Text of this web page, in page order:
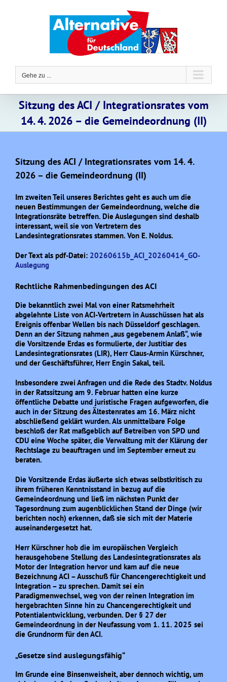
Gehe zu ...
Sitzung des ACI / Integrationsrates vom
14. 4. 2026 – die Gemeindeordnung (II)
Sitzung des ACI / Integrationsrates vom 14. 4.
2026 – die Gemeindeordnung (II)
Im zweiten Teil unseres Berichtes geht es auch um die
neuen Bestimmungen der Gemeindeordnung, welche die
Integrationsräte betreffen. Die Auslegungen sind deshalb
interessant, weil sie von Vertretern des
Landesintegrationsrates stammen. Von E. Noldus.
Der Text als pdf-Datei: 20260615b_ACI_20260414_GO-
Auslegung
Rechtliche Rahmenbedingungen des ACI
Die bekanntlich zwei Mal von einer Ratsmehrheit
abgelehnte Liste von ACI-Vertretern in Ausschüssen hat als
Ereignis offenbar Wellen bis nach Düsseldorf geschlagen.
Denn an der Sitzung nahmen „aus gegebenem Anlaß“, wie
die Vorsitzende Erdas es formulierte, derJustitiardes
Landesintegrationsrates (LIR), Herr Claus-Armin Kürschner,
und der Geschäftsführer, Herr Engin Sakal, teil.
Insbesondere zwei Anfragen und die Rede des Stadtv. Noldus
in der Ratssitzung am 9. Februar hatten eine kurze
öffentliche Debatte und juristische Fragen aufgeworfen, die
auch in der Sitzung des Ältestenrates am 16. März nicht
abschließend geklärt wurden. Als unmittelbare Folge
beschloß der Rat maßgeblich auf Betreiben von SPD und
CDU eine Woche später, die Verwaltung mit der Klärung der
Rechtslage zu beauftragen und im September erneut zu
beraten.
Die Vorsitzende Erdas äußerte sich etwas selbstkritisch zu
ihrem früheren Kenntnisstand in bezug auf die
Gemeindeordnung und ließ im nächsten Punkt der
Tagesordnung zum augenblicklichen Stand der Dinge (wir
berichten noch) erkennen, daß sie sich mit der Materie
auseinandergesetzt hat.
Herr Kürschner hob die im europäischen Vergleich
herausgehobene Stellung des Landesintegrationsrates als
Motor der Integration hervor und kam auf die neue
Bezeichnung ACI – Ausschuß für Chancengerechtigkeit und
Integration – zu sprechen. Damit sei ein
Paradigmenwechsel, weg von der reinen Integration im
hergebrachten Sinne hin zu Chancengerechtigkeit und
Potentialentwicklung, verbunden. Der § 27 der
Gemeindeordnung in der Neufassung vom 1. 11. 2025 sei
die Grundnorm für den ACI.
„Gesetze sind auslegungsfähig“
Im Grunde eine Binsenweisheit, aber dennoch wichtig, um